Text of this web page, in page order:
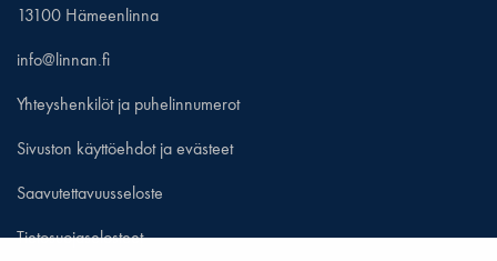
13100 Hämeenlinna
info@linnan.fi
Yhteyshenkilöt ja puhelinnumerot
Sivuston käyttöehdot ja evästeet
Saavutettavuusseloste
Tietosuojaselosteet